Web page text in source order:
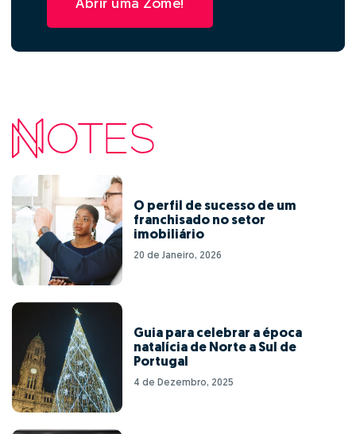
Abrir uma Zome!
O perfil de sucesso de um
franchisado no setor
imobiliário
20 de Janeiro, 2026
Guia para celebrar a época
natalícia de Norte a Sul de
Portugal
4 de Dezembro, 2025